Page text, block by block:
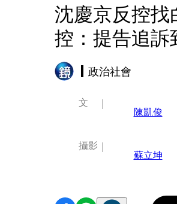
沈慶京反控
控：提告追訴
政治社會
文
陳凱俊
攝影
蘇立坤